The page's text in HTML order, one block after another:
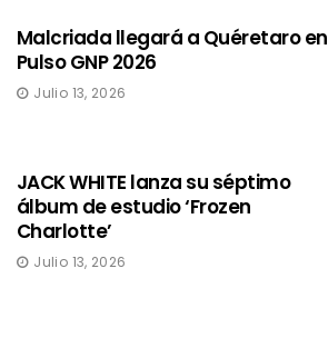
Malcriada llegará a Quéretaro en
Pulso GNP 2026
Julio 13, 2026
JACK WHITE lanza su séptimo
álbum de estudio ‘Frozen
Charlotte’
Julio 13, 2026